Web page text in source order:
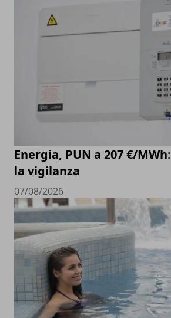
Energia, PUN a 207 €/
la vigilanza
07/08/2026